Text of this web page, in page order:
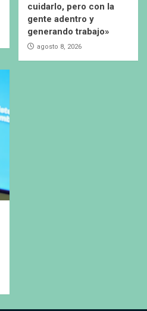
cuidarlo, pero con la
gente adentro y
generando trabajo»
agosto 8, 2026